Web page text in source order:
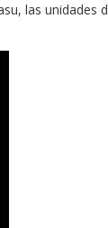
las unidades